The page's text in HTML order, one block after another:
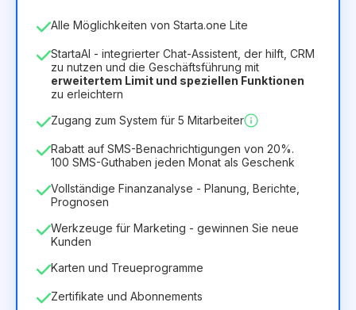
Anzahl der Mitarbeiter
Dauer der Lizenz
12 Months(Rabatt -25%) Vorteilhaft
8.99€ 6.29€ /Monat
Alle Möglichkeiten von Starta.one Lite
StartaAI - integrierter Chat-Assistent, der hilft, CRM
zu nutzen und die Geschäftsführung mit
erweitertem Limit und speziellen Funktionen
zu erleichtern
Zugang zum System für 5 Mitarbeiter
Rabatt auf SMS-Benachrichtigungen von 20%.
100 SMS-Guthaben jeden Monat als Geschenk
Vollständige Finanzanalyse - Planung, Berichte,
Prognosen
Werkzeuge für Marketing - gewinnen Sie neue
Kunden
Karten und Treueprogramme
Zertifikate und Abonnements